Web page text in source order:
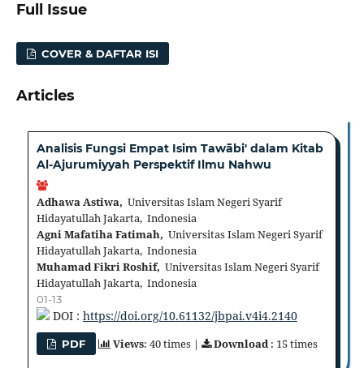
Full Issue
COVER & DAFTAR ISI
Articles
Analisis Fungsi Empat Isim Tawābi' dalam Kitab
Al-Ajurumiyyah Perspektif Ilmu Nahwu
Adhawa Astiwa, Universitas Islam Negeri Syarif
Hidayatullah Jakarta, Indonesia
Agni Mafatiha Fatimah, Universitas Islam Negeri Syarif
Hidayatullah Jakarta, Indonesia
Muhamad Fikri Roshif, Universitas Islam Negeri Syarif
Hidayatullah Jakarta, Indonesia
01-13
DOI : https://doi.org/10.61132/jbpai.v4i4.2140
PDF Views: 40 times | Download: 15 times